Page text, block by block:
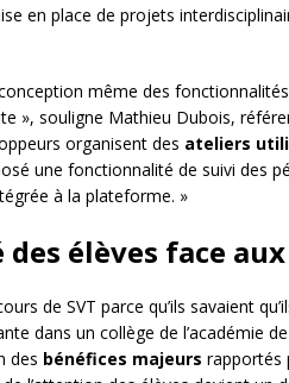
en place de projets
même des
», souligne Mathieu Dubois,
organisent des ateliers
une fonctionnalité de suivi des
à la plateforme. »
élèves face
de SVT parce qu’ils savaient
dans un collège de l’académie
des bénéfices majeurs rapportés